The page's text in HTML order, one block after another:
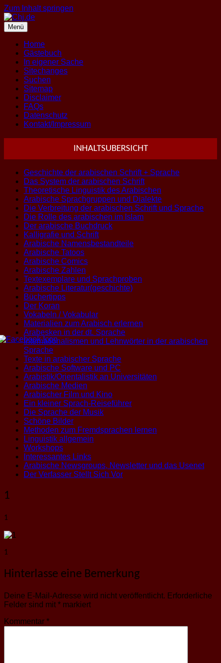
Zum Inhalt springen
Menü
Home
Gästebuch
In eigener Sache
Sitechanges
Suchen
Sitemap
Disclaimer
FAQs
Datenschutz
Kontakt/Impressum
INHALTSUBERSICHT
Geschichte der arabischen Schrift + Sprache
Das System der arabischen Schrift
Theoretische Linguistik des Arabischen
Arabische Sprachgruppen und Dialekte
Die Verbreitung der arabischen Schrift und Sprache
Die Rolle des arabischen im Islam
Der arabische Buchdruck
Kalligrafie und Schrift
Arabische Namensbestandteile
Arabische Tatoos
Arabische Comics
Arabische Zahlen
Textexemplare und Sprachproben
Arabische Literatur(geschichte)
Büchertipps
Der Koran
Vokabeln / Vokabular
Materialien zum Arabisch erlernen
Arabesken in der dt. Sprache
Internationalismen und Lehnwörter in der arabischen
Sprache
Texte in arabischer Sprache
Arabische Software und PC
Arabistik/Orientalistik an Universitäten
Arabische Medien
Arabischer Film und Kino
Ein kleiner Sprach-Reiseführer
Die Sprache der Musik
Schöne Bilder
Methoden zum Fremdsprachen lernen
Linguistik allgemein
Workshops
Interessantes Links
Arabische Newsgroups, Newsletter und das Usenet
Der Verfasser Stellt Sich Vor
1
1
1
Hinterlasse eine Bemerkung
Deine E-Mail-Adresse wird nicht veröffentlicht. Erforderliche
Felder sind mit * markiert
Kommentar *